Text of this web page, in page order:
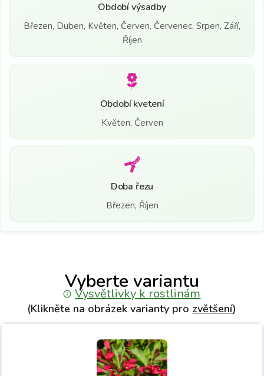
Období výsadby
Březen, Duben, Květen, Červen, Červenec, Srpen, Září,
Říjen
Období kvetení
Květen, Červen
Doba řezu
Březen, Říjen
Vyberte variantu
Vysvětlivky k rostlinám
(Klikněte na obrázek varianty pro zvětšení)